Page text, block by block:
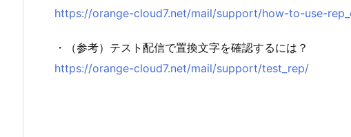
https://orange-cloud7.net/mail/support/how-to-use-
・（参考）テスト配信で置換文字を確認するには？
https://orange-cloud7.net/mail/support/test_rep/